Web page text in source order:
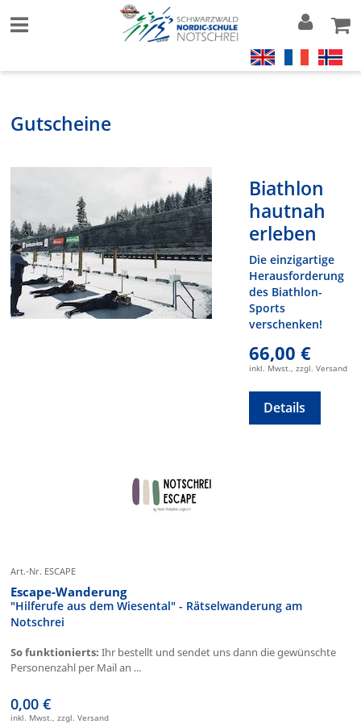
Gutscheine
Biathlon
hautnah
erleben
Die einzigartige
Herausforderung
des Biathlon-
Sports
verschenken!
66,00 €
inkl. Mwst., zzgl. Versand
Details
Art.-Nr. ESCAPE
Escape-Wanderung
"Hilferufe aus dem Wiesental" - Rätselwanderung am
Notschrei
So funktionierts: Ihr bestellt und sendet uns dann die gewünschte
Personenzahl per Mail an ...
0,00 €
inkl. Mwst., zzgl. Versand